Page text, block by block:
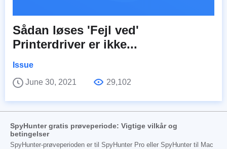
Sådan løses 'Fejl ved'
Printerdriver er ikke...
Issue
June 30, 2021
29,102
SpyHunter gratis prøveperiode: Vigtige vilkår og
betingelser
SpyHunter-prøveperioden er til SpyHunter Pro eller SpyHunter til Mac